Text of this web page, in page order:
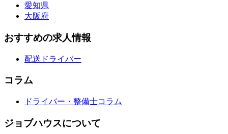
愛知県
大阪府
おすすめの求人情報
配送ドライバー
コラム
ドライバー・整備士コラム
ジョブハウスについて